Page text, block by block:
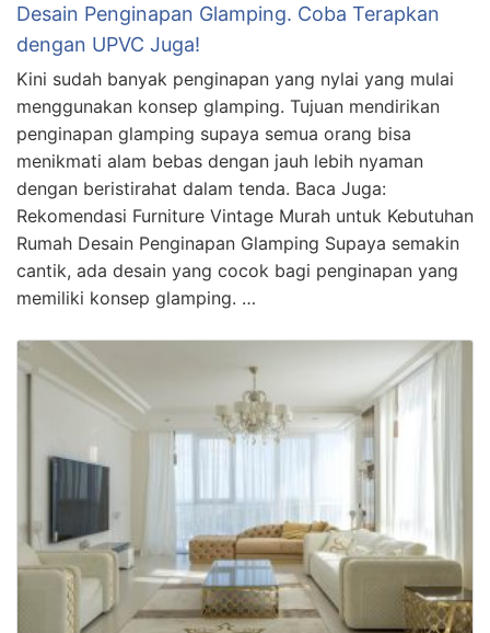
Desain Penginapan Glamping. Coba Terapkan
dengan UPVC Juga!
Kini sudah banyak penginapan yang nylai yang mulai
menggunakan konsep glamping. Tujuan mendirikan
penginapan glamping supaya semua orang bisa
menikmati alam bebas dengan jauh lebih nyaman
dengan beristirahat dalam tenda. Baca Juga:
Rekomendasi Furniture Vintage Murah untuk Kebutuhan
Rumah Desain Penginapan Glamping Supaya semakin
cantik, ada desain yang cocok bagi penginapan yang
memiliki konsep glamping. …